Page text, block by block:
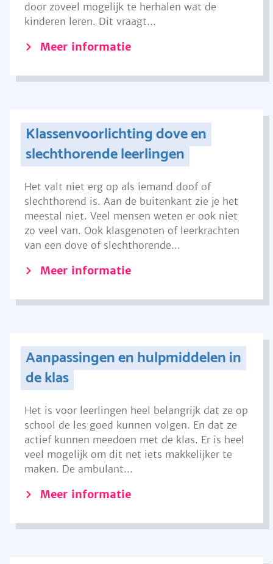
door zoveel mogelijk te herhalen wat de
kinderen leren. Dit vraagt...
Meer informatie
Klassenvoorlichting dove en
slechthorende leerlingen
Het valt niet erg op als iemand doof of
slechthorend is. Aan de buitenkant zie je het
meestal niet. Veel mensen weten er ook niet
zo veel van. Ook klasgenoten of leerkrachten
van een dove of slechthorende...
Meer informatie
Aanpassingen en hulpmiddelen in
de klas
Het is voor leerlingen heel belangrijk dat ze op
school de les goed kunnen volgen. En dat ze
actief kunnen meedoen met de klas. Er is heel
veel mogelijk om dit net iets makkelijker te
maken. De ambulant...
Meer informatie